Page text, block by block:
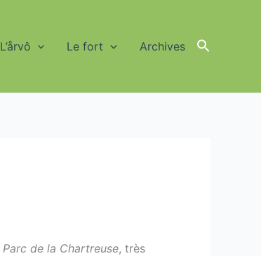
L’årvô Le fort Archives
Parc de la Chartreuse, très